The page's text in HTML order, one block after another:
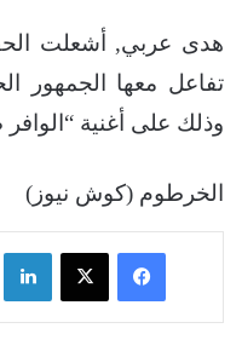
هدى عربي, أشعلت
تفاعل معها الجمهور
وذلك على أغنية
الخرطوم (كوش نيوز)
فيسبوك ‫X